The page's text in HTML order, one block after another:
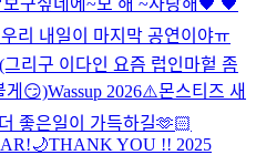
리 내일이 마지막 공연이야ㅠ
리구 이다인 요즘 럽인마헡 좀
게😏)Wassup 2026⚠️몬스티즈 새
좋은일이 가득하길🫶🏻
THANK YOU !! 2025